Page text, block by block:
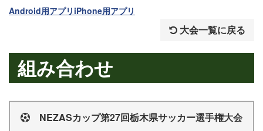
Android用アプリ iPhone用アプリ
大会一覧に戻る
組み合わせ
NEZASカップ第27回栃木県サッカー選手権大会